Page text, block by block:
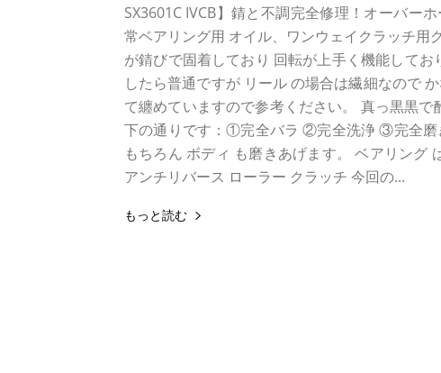
SX3601C IVCB】錆と不調完全修理！オーバー
常ベアリング用 オイル、ワンウェイクラッチ用
が錆びで固着しており 回転が上手く機能して
したら普通ですが リール の場合は繊細なので
て纏めていますので参考ください。 真っ黒黒
下の通りです：①完全バラ ②完全洗浄 ③完全磨
もちろん ボディ も磨きあげます。 ベアリング
アンチリバース ローラー クラッチ 今回の...
もっと読む